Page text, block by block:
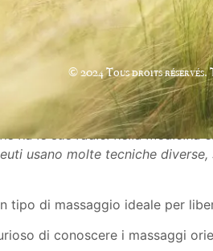
ha le sue radici nella medicina
usano molte tecniche
tipo di massaggio ideale per
di conoscere i massaggi
© 2024 Tous droits réservés.